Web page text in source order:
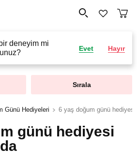
bir deneyim mi
Evet Hayır
Sırala
Günü Hediyeleri 6 yaş doğum günü hediyesi
günü hediyesi